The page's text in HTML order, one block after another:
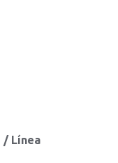
/ Línea